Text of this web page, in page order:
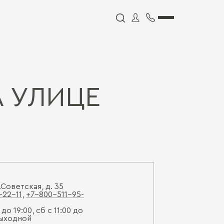
УЛИЦЕ
д. 35
11
+7-800-511-95-
до 19:00, сб с 11:00 до